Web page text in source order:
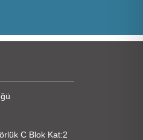
C Blok Kat:2